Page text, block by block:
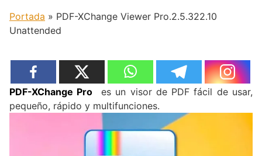
Portada » PDF-XChange Viewer Pro.2.5.322.10
Unattended
PDF-XChange Pro es un visor de PDF fácil de usar,
pequeño, rápido y multifunciones.